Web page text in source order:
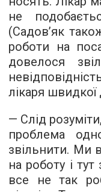
не
(Садов’як
роботи на
довелося
лікаря
— Слід
проблема
звільнити. Ми
на роботу і
все не так